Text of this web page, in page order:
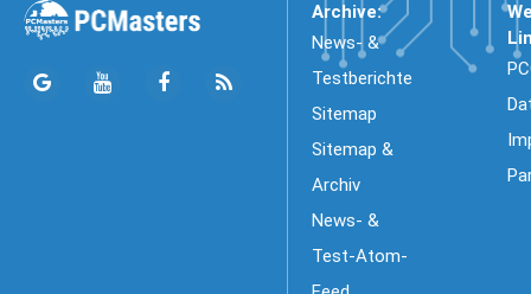
Archive:
News- &
Testberichte
Sitemap
Sitemap &
Archiv
News- &
Test-Atom-